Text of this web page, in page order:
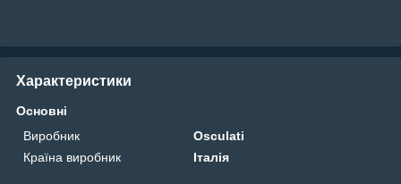
Характеристики
Основні
Виробник
Osculati
Країна виробник
Італія